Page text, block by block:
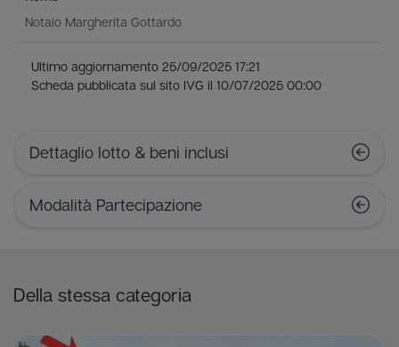
Notaio Margherita Gottardo
Ultimo aggiornamento 25/09/2025 17:21
Scheda pubblicata sul sito IVG il 10/07/2025 00:00
Dettaglio lotto & beni inclusi
Modalità Partecipazione
Della stessa categoria